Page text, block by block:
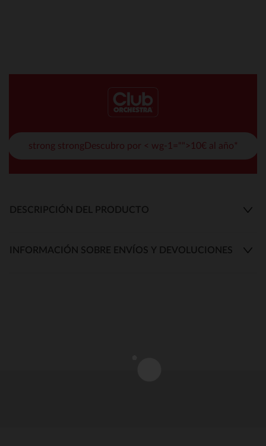
strong strongDescubro por < wg-1="">10€ al año*
DESCRIPCIÓN DEL PRODUCTO
INFORMACIÓN SOBRE ENVÍOS Y DEVOLUCIONES